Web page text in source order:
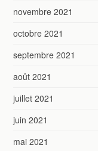
novembre 2021
octobre 2021
septembre 2021
août 2021
juillet 2021
juin 2021
mai 2021